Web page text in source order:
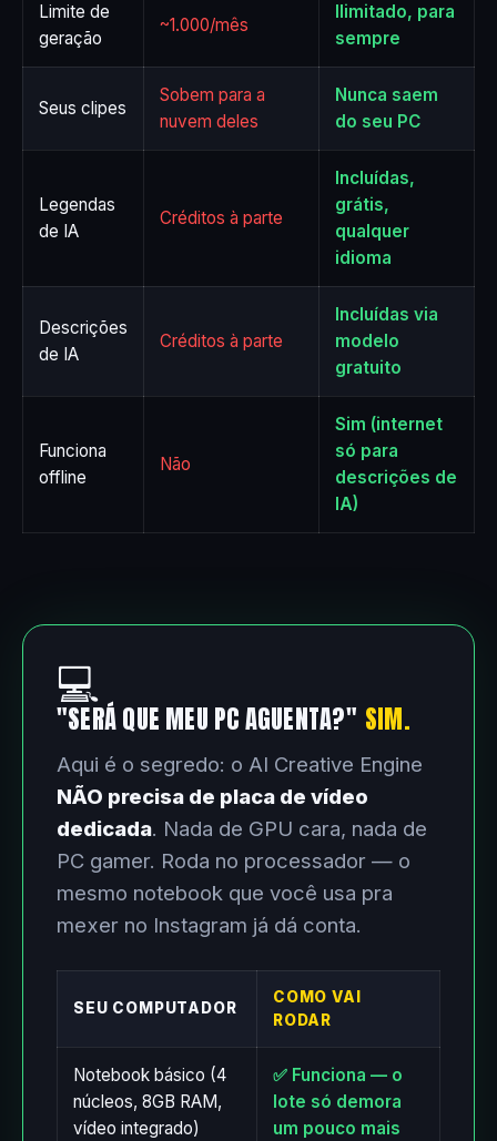
Limite de
geração
~1.000/mês
Ilimitado, para
sempre
Seus clipes
Sobem para a
nuvem deles
Nunca saem
do seu PC
Legendas
de IA
Créditos à parte
Incluídas,
grátis,
qualquer
idioma
Descrições
de IA
Créditos à parte
Incluídas via
modelo
gratuito
Funciona
offline
Não
Sim (internet
só para
descrições de
IA)
💻
"SERÁ QUE MEU PC AGUENTA?" SIM.
Aqui é o segredo: o AI Creative Engine
NÃO precisa de placa de vídeo
dedicada. Nada de GPU cara, nada de
PC gamer. Roda no processador — o
mesmo notebook que você usa pra
mexer no Instagram já dá conta.
SEU COMPUTADOR
COMO VAI
RODAR
Notebook básico (4
núcleos, 8GB RAM,
vídeo integrado)
✅ Funciona — o
lote só demora
um pouco mais